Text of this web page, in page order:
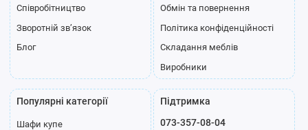
Співробітництво
Зворотній зв’язок
Блог
Обмін та повернення
Політика конфіденційності
Складання меблів
Виробники
Популярні категорії
Шафи купе
Підтримка
073-357-08-04